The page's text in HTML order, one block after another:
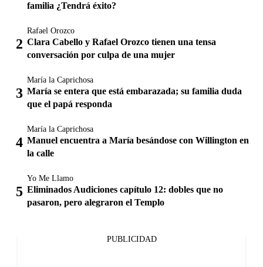
familia ¿Tendrá éxito?
Rafael Orozco
Clara Cabello y Rafael Orozco tienen una tensa
conversación por culpa de una mujer
María la Caprichosa
María se entera que está embarazada; su familia duda
que el papá responda
María la Caprichosa
Manuel encuentra a María besándose con Willington en
la calle
Yo Me Llamo
Eliminados Audiciones capítulo 12: dobles que no
pasaron, pero alegraron el Templo
PUBLICIDAD